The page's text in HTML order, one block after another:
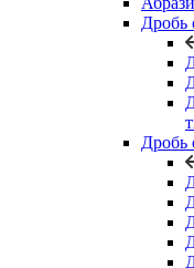
Дробь
Дробь